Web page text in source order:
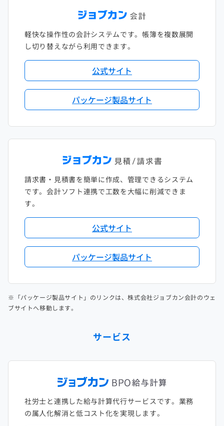
軽快な操作性の会計システムです。帳簿を複数展開
し切り替えながら利用できます。
公式サイト
パッケージ製品サイト
請求書・見積書を簡単に作成、管理できるシステム
です。会計ソフト連携で工数を大幅に削減できま
す。
公式サイト
パッケージ製品サイト
※「パッケージ製品サイト」のリンクは、株式会社ジョブカン会計のウェ
ブサイトへ移動します。
サービス
社労士と連携した給与計算代行サービスです。業務
の属人化解消と低コスト化を実現します。